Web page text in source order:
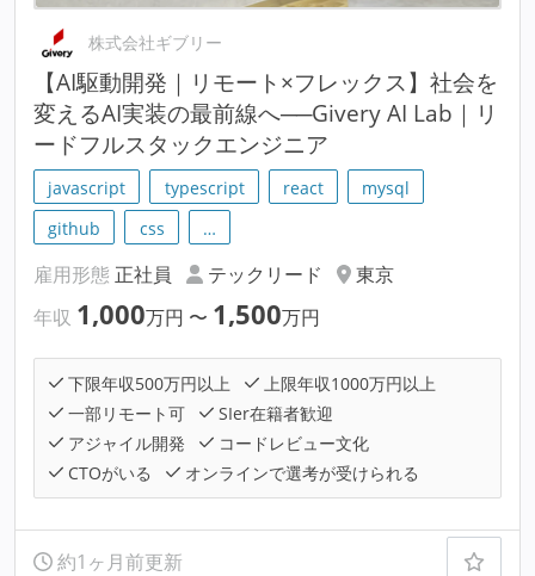
株式会社ギブリー
【AI駆動開発｜リモート×フレックス】社会を
変えるAI実装の最前線へ──Givery AI Lab｜リ
ードフルスタックエンジニア
javascript typescript react
mysql
github
css …
雇用形態 正社員 テックリード
東京
年収 1,000万円 〜 1,500万円
下限年収500万円以上
上限年収1000万円以上
一部リモート可
SIer在籍者歓迎
アジャイル開発
コードレビュー文化
CTOがいる
オンラインで選考が受けられる
約1ヶ月前更新